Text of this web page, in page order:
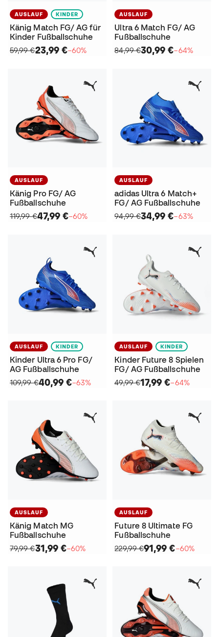
AUSLAUF KINDER
Känig Match FG/ AG für
Kinder Fußballschuhe
59,99 €23,99 €−60%
AUSLAUF
Ultra 6 Match FG/ AG
Fußballschuhe
84,99 €30,99 €−64%
AUSLAUF
Känig Pro FG/ AG
Fußballschuhe
119,99 €47,99 €−60%
AUSLAUF
adidas Ultra 6 Match+
FG/ AG Fußballschuhe
94,99 €34,99 €−63%
AUSLAUF KINDER
Kinder Ultra 6 Pro FG/
AG Fußballschuhe
109,99 €40,99 €−63%
AUSLAUF KINDER
Kinder Future 8 Spielen
FG/ AG Fußballschuhe
49,99 €17,99 €−64%
AUSLAUF
Känig Match MG
Fußballschuhe
79,99 €31,99 €−60%
AUSLAUF
Future 8 Ultimate FG
Fußballschuhe
229,99 €91,99 €−60%